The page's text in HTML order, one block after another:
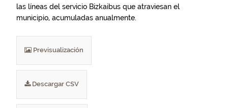
las líneas del servicio Bizkaibus que atraviesan el
municipio, acumuladas anualmente.
Previsualización
Descargar CSV